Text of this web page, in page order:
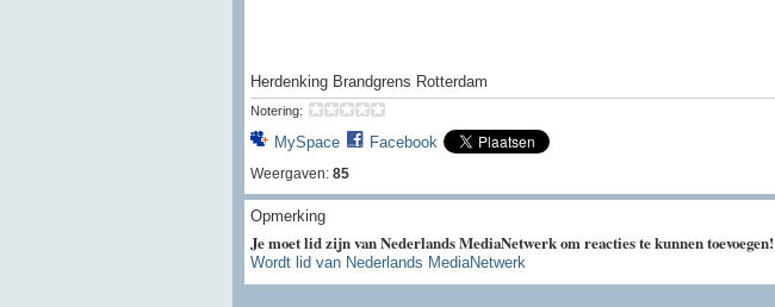
Herdenking Brandgrens Rotterdam
Notering:
MySpace Facebook
Weergaven: 85
Opmerking
Je moet lid zijn van Nederlands MediaNetwerk om reacties te kunnen toevoegen!
Wordt lid van Nederlands MediaNetwerk